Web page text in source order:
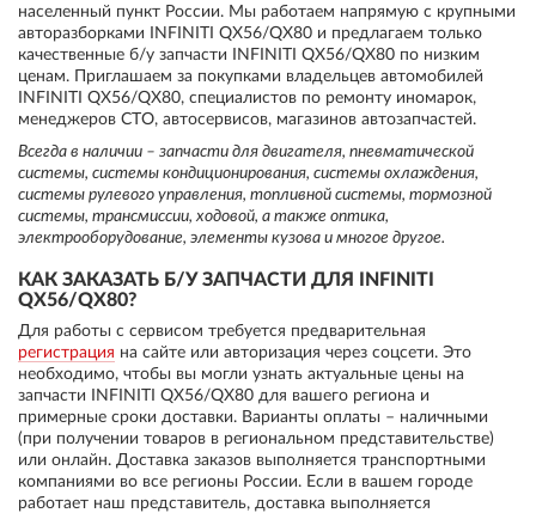
населенный пункт России. Мы работаем напрямую с крупными
авторазборками INFINITI QX56/QX80 и предлагаем только
качественные б/у запчасти INFINITI QX56/QX80 по низким
ценам. Приглашаем за покупками владельцев автомобилей
INFINITI QX56/QX80, специалистов по ремонту иномарок,
менеджеров СТО, автосервисов, магазинов автозапчастей.
Всегда в наличии – запчасти для двигателя, пневматической
системы, системы кондиционирования, системы охлаждения,
системы рулевого управления, топливной системы, тормозной
системы, трансмиссии, ходовой, а также оптика,
электрооборудование, элементы кузова и многое другое.
КАК ЗАКАЗАТЬ Б/У ЗАПЧАСТИ ДЛЯ INFINITI
QX56/QX80?
Для работы с сервисом требуется предварительная
регистрация на сайте или авторизация через соцсети. Это
необходимо, чтобы вы могли узнать актуальные цены на
запчасти INFINITI QX56/QX80 для вашего региона и
примерные сроки доставки. Варианты оплаты – наличными
(при получении товаров в региональном представительстве)
или онлайн. Доставка заказов выполняется транспортными
компаниями во все регионы России. Если в вашем городе
работает наш представитель, доставка выполняется